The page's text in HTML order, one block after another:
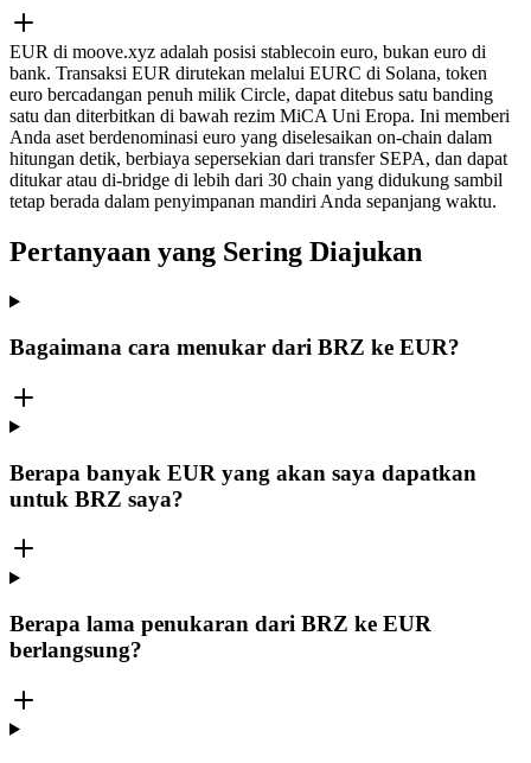
EUR di moove.xyz adalah posisi stablecoin euro, bukan euro di
bank. Transaksi EUR dirutekan melalui EURC di Solana, token
euro bercadangan penuh milik Circle, dapat ditebus satu banding
satu dan diterbitkan di bawah rezim MiCA Uni Eropa. Ini memberi
Anda aset berdenominasi euro yang diselesaikan on-chain dalam
hitungan detik, berbiaya sepersekian dari transfer SEPA, dan dapat
ditukar atau di-bridge di lebih dari 30 chain yang didukung sambil
tetap berada dalam penyimpanan mandiri Anda sepanjang waktu.
Pertanyaan yang Sering Diajukan
Bagaimana cara menukar dari BRZ ke EUR?
Berapa banyak EUR yang akan saya dapatkan
untuk BRZ saya?
Berapa lama penukaran dari BRZ ke EUR
berlangsung?